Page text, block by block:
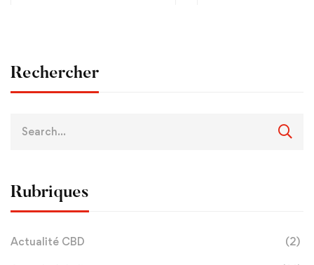
Rechercher
Rubriques
Actualité CBD (2)